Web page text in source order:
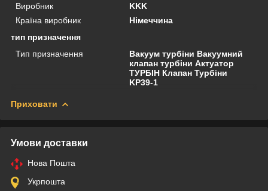
Виробник
KKK
Країна виробник
Німеччина
тип призначення
Тип призначення
Вакуум турбіни Вакуумний
клапан турбіни Актуатор
ТУРБІН Клапан Турбіни
KP39-1
Приховати
Умови доставки
Нова Пошта
Укрпошта